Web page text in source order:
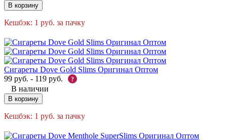
В корзину
Кешбэк: 1 руб. за пачку
Сигареты Dove Gold Slims Оригинал Оптом
99 руб. - 119 руб. ?
В наличии
В корзину
Кешбэк: 1 руб. за пачку